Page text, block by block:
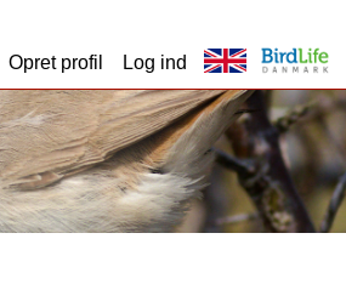
Opret profil Log ind